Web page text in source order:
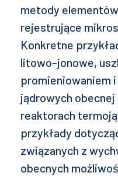
metody
rejestrujące
Konkretne
litowo-jonowe,
promieniowaniem
jądrowych
reaktorach
przykłady
związanych z
obecnych